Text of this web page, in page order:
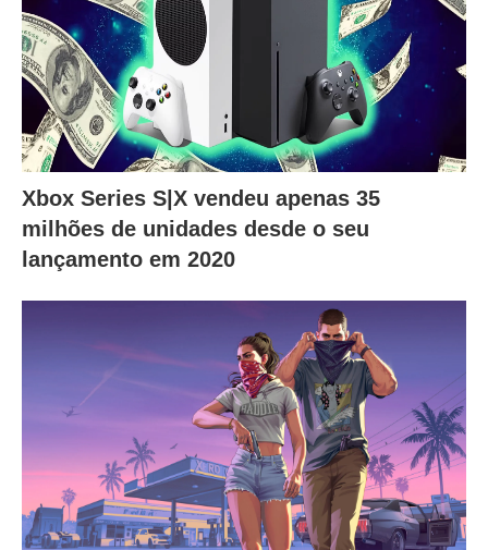
Xbox Series S|X vendeu apenas 35
milhões de unidades desde o seu
lançamento em 2020